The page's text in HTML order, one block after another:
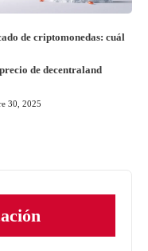
de criptomonedas: cuál
de decentraland
30, 2025